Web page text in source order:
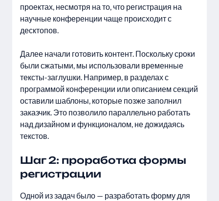
проектах, несмотря на то, что регистрация на
научные конференции чаще происходит с
десктопов.
Далее начали готовить контент. Поскольку сроки
были сжатыми, мы использовали временные
тексты-заглушки. Например, в разделах с
программой конференции или описанием секций
оставили шаблоны, которые позже заполнил
заказчик. Это позволило параллельно работать
над дизайном и функционалом, не дожидаясь
текстов.
Шаг 2: проработка формы
регистрации
Одной из задач было — разработать форму для